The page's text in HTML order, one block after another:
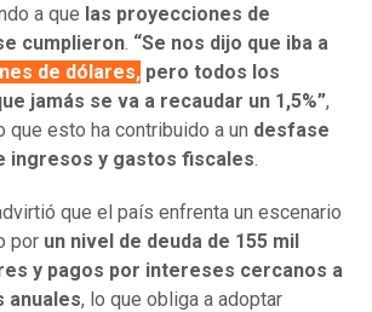
a que las proyecciones de
cumplieron “Se nos dijo que iba a
de dólares, pero todos los
jamás se va a recaudar un 1,5%”,
que esto ha contribuido a un desfase
ingresos y gastos fiscales
que el país enfrenta un escenario
por un nivel de deuda de 155 mil
y pagos por intereses cercanos a
anuales, lo que obliga a adoptar